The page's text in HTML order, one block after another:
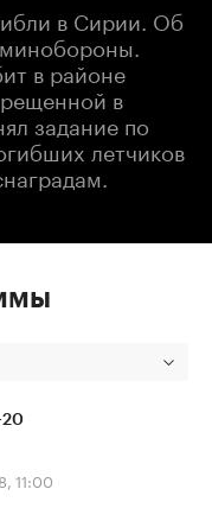
в Сирии. Об
в районе
в
задание по
летчиков
20
11:00